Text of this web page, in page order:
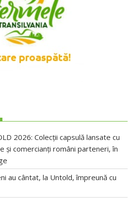
2026: Colecții capsulă lansate cu
și comercianți români parteneri, în
au cântat, la Untold, împreună cu